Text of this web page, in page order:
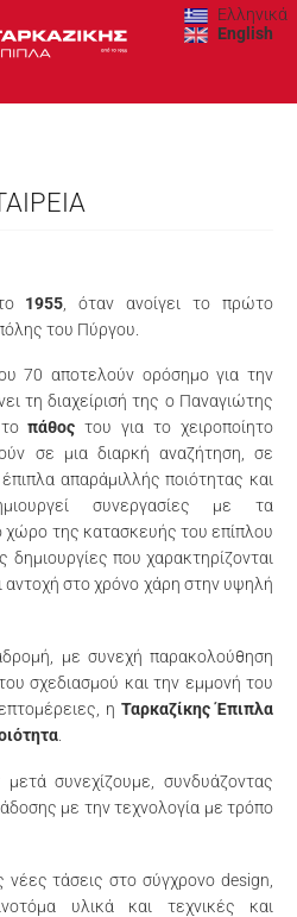
Ελληνικά
English
1955 , όταν ανοίγει το πρώτο
του Πύργου.
70 αποτελούν ορόσημο για την
τη διαχείρισή της ο Παναγιώτης
πάθος του για το χειροποίητο
σε μια διαρκή αναζήτηση, σε
έπιπλα απαράμιλλής ποιότητας και
συνεργασίες με τα
χώρο της κατασκευής του επίπλου
δημιουργίες που χαρακτηρίζονται
στο χρόνο χάρη στην υψηλή
με συνεχή παρακολούθηση
σχεδιασμού και την εμμονή του
η Ταρκαζίκης Έπιπλα
συνεχίζουμε, συνδυάζοντας
με την τεχνολογία με τρόπο
νέες τάσεις στο σύγχρονο design,
υλικά και τεχνικές και